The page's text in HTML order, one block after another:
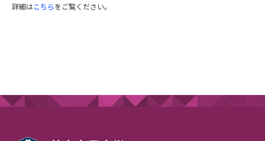
詳細はこちらをご覧ください。